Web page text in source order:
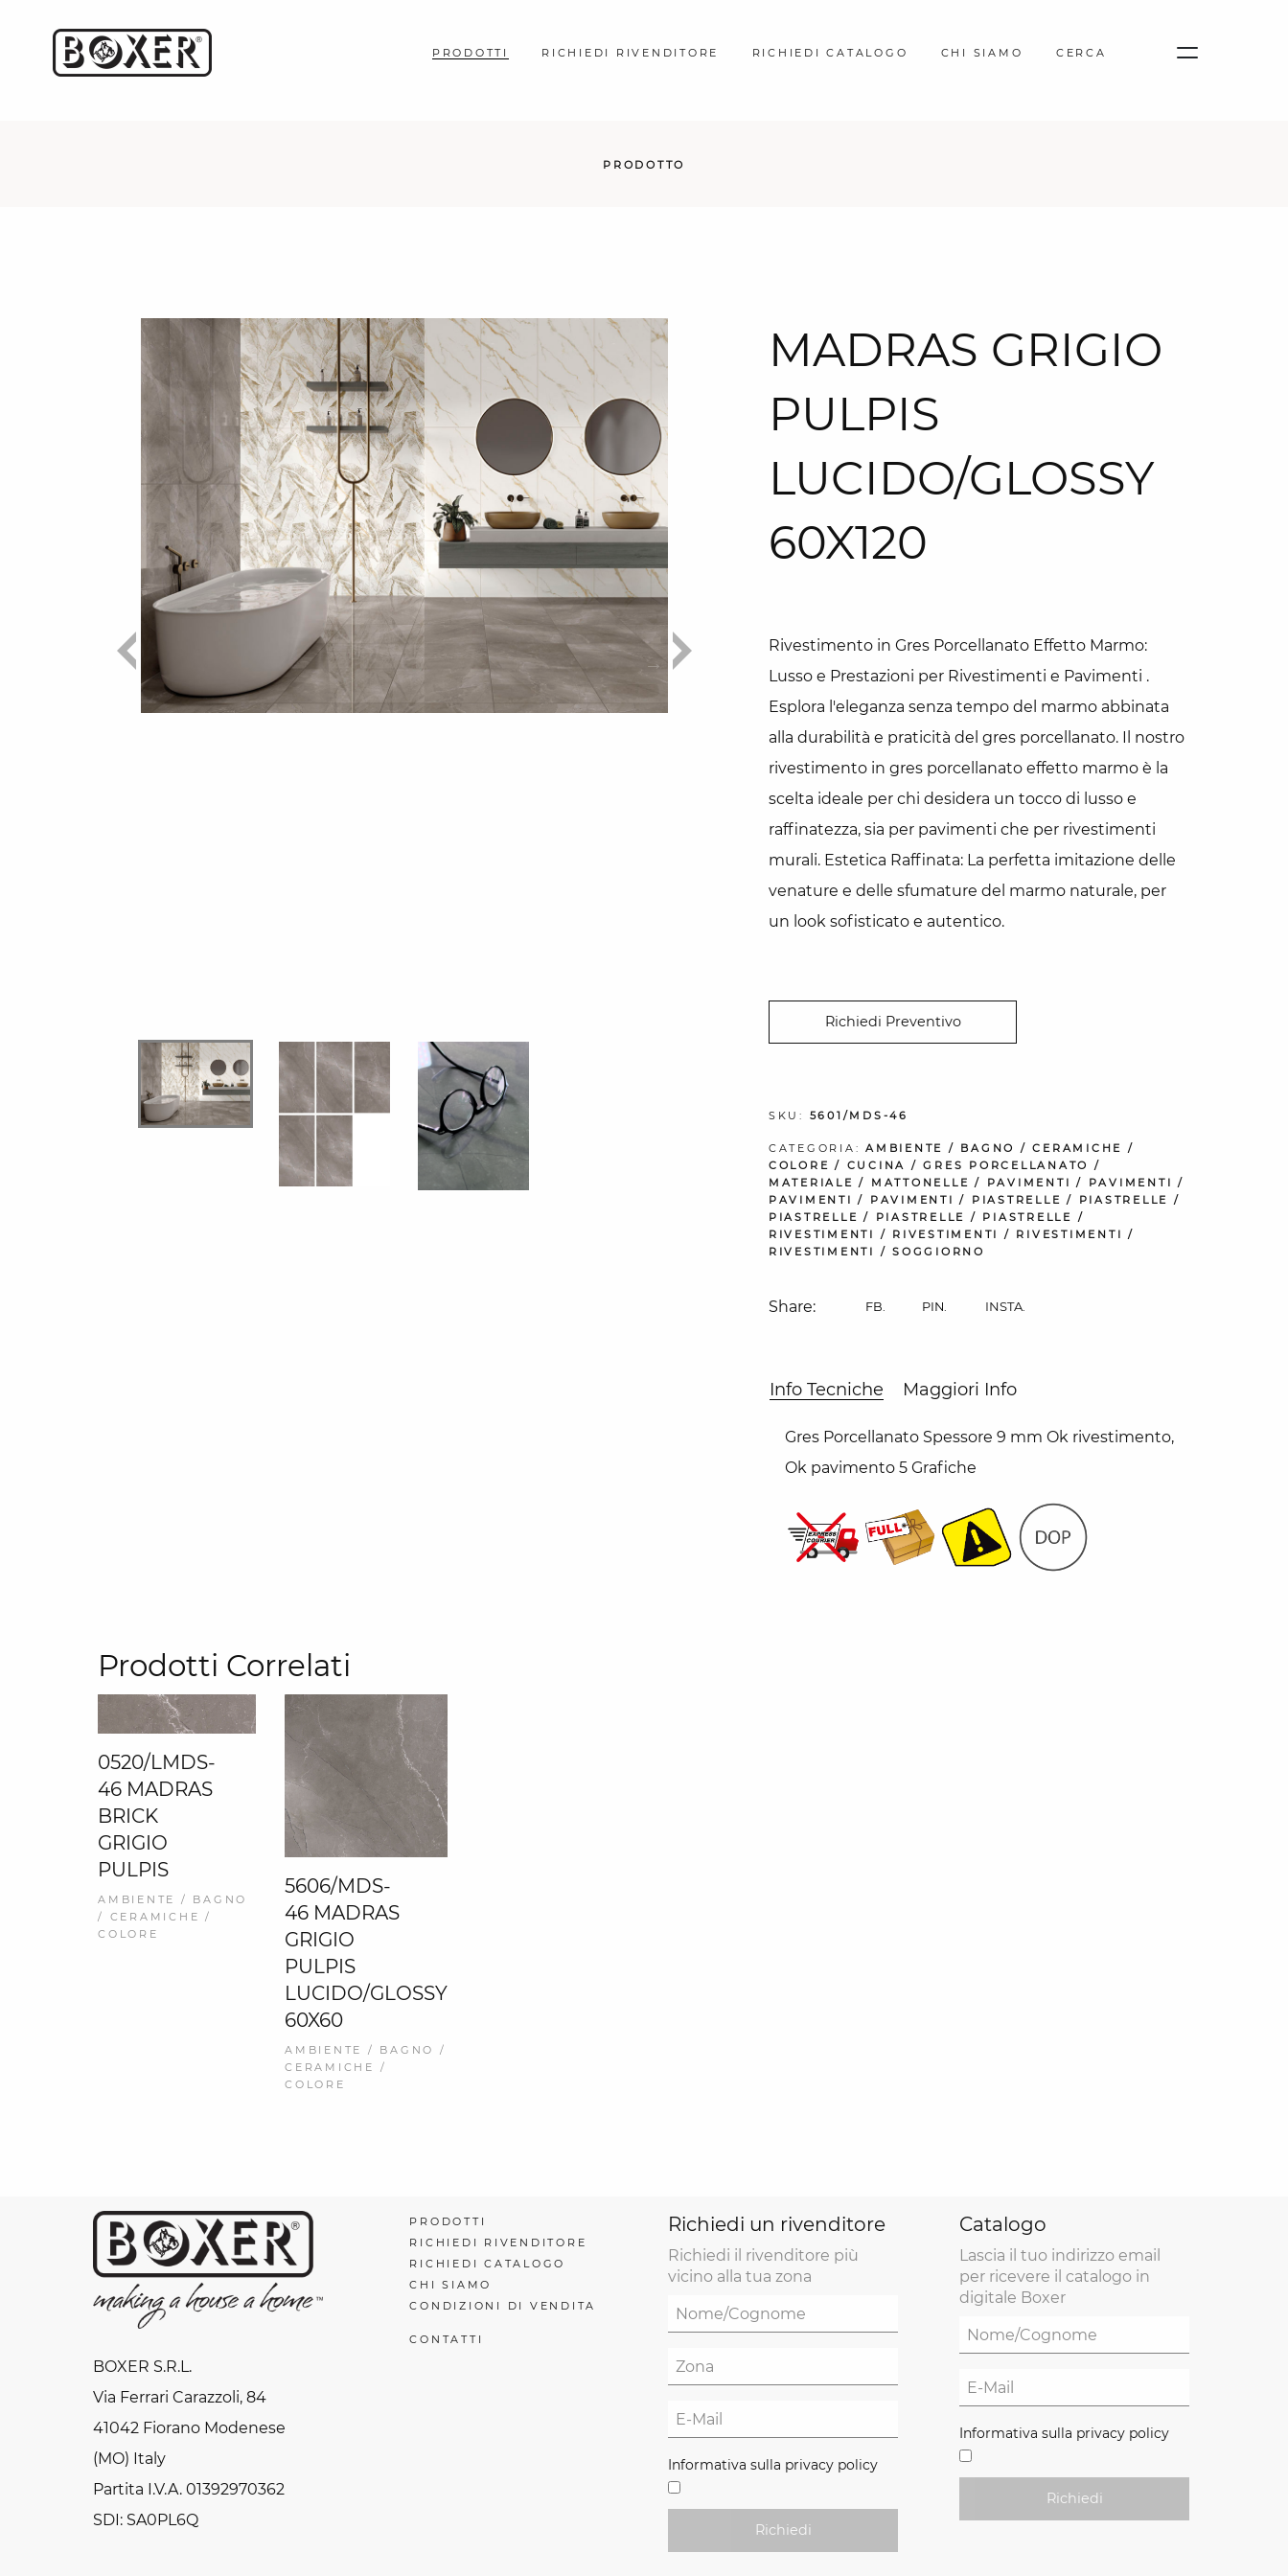
PRODOTTI RICHIEDI RIVENDITORE RICHIEDI CATALOGO CHI SIAMO CERCA
PRODOTTO
MADRAS GRIGIO
PULPIS
LUCIDO/GLOSSY
60X120
Rivestimento in Gres Porcellanato Effetto Marmo:
Lusso e Prestazioni per Rivestimenti e Pavimenti .
Esplora l'eleganza senza tempo del marmo abbinata
alla durabilità e praticità del gres porcellanato. Il nostro
rivestimento in gres porcellanato effetto marmo è la
scelta ideale per chi desidera un tocco di lusso e
raffinatezza, sia per pavimenti che per rivestimenti
murali. Estetica Raffinata: La perfetta imitazione delle
venature e delle sfumature del marmo naturale, per
un look sofisticato e autentico.
Richiedi Preventivo
SKU: 5601/MDS-46
CATEGORIA:AMBIENTE / BAGNO /CERAMICHE
/
COLORE / CUCINA /GRES PORCELLANATO
/
MATERIALE / MATTONELLE / PAVIMENTI / PAVIMENTI /
PAVIMENTI / PAVIMENTI / PIASTRELLE / PIASTRELLE
/
PIASTRELLE / PIASTRELLE / PIASTRELLE
/
RIVESTIMENTI
/ RIVESTIMENTI / RIVESTIMENTI /
RIVESTIMENTI
/SOGGIORNO
Share: FB. PIN. INSTA.
Info Tecniche Maggiori Info
Gres Porcellanato Spessore 9 mm Ok rivestimento,
Ok pavimento 5 Grafiche
Prodotti Correlati
0520/LMDS-
46 MADRAS
BRICK
GRIGIO
PULPIS
AMBIENTE / BAGNO
/ CERAMICHE /
COLORE
5606/MDS-
46 MADRAS
GRIGIO
PULPIS
LUCIDO/GLOSSY
60X60
AMBIENTE / BAGNO /
CERAMICHE /
COLORE
BOXER S.R.L.
Via Ferrari Carazzoli, 84
41042 Fiorano Modenese
(MO) Italy
Partita I.V.A. 01392970362
SDI: SA0PL6Q
PRODOTTI
RICHIEDI RIVENDITORE
RICHIEDI CATALOGO
CHI SIAMO
CONDIZIONI DI VENDITA
CONTATTI
Richiedi un rivenditore
Richiedi il rivenditore più
vicino alla tua zona
Informativa sulla privacy policy
Richiedi
Catalogo
Lascia il tuo indirizzo email
per ricevere il catalogo in
digitale Boxer
Informativa sulla privacy policy
Richiedi